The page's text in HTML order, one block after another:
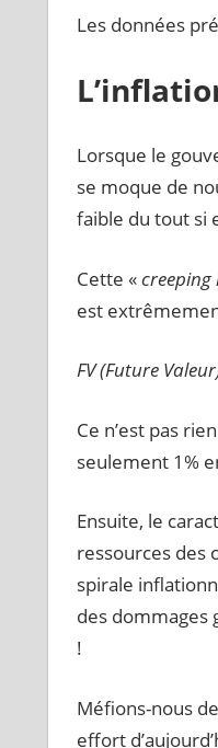
Les données
Lorsque le
se moque de
faible du tout si
Cette «
est
FV (Future
Ce n’est pas
seulement 1%
Ensuite, le
ressources des
spirale
des dommages
!
Méfions-nous
effort